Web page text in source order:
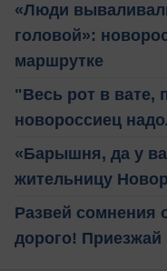
«Люди
головой»:
маршрутке
"Весь рот в вате,
новороссиец
«Барышня, да у
жительницу
Развей сомнения
дорого! Приезжай